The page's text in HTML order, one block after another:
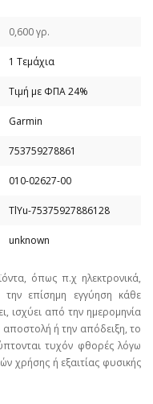
0,600 γρ.
1 Τεμάχια
Τιμή με ΦΠΑ 24%
Garmin
753759278861
010-02627-00
TlYu-75375927886128
unknown
όπως π.χ ηλεκτρονικά,
επίσημη εγγύηση κάθε
ισχύει από την ημερομηνία
ή την απόδειξη, το
τυχόν φθορές λόγω
χρήσης ή εξαιτίας φυσικής